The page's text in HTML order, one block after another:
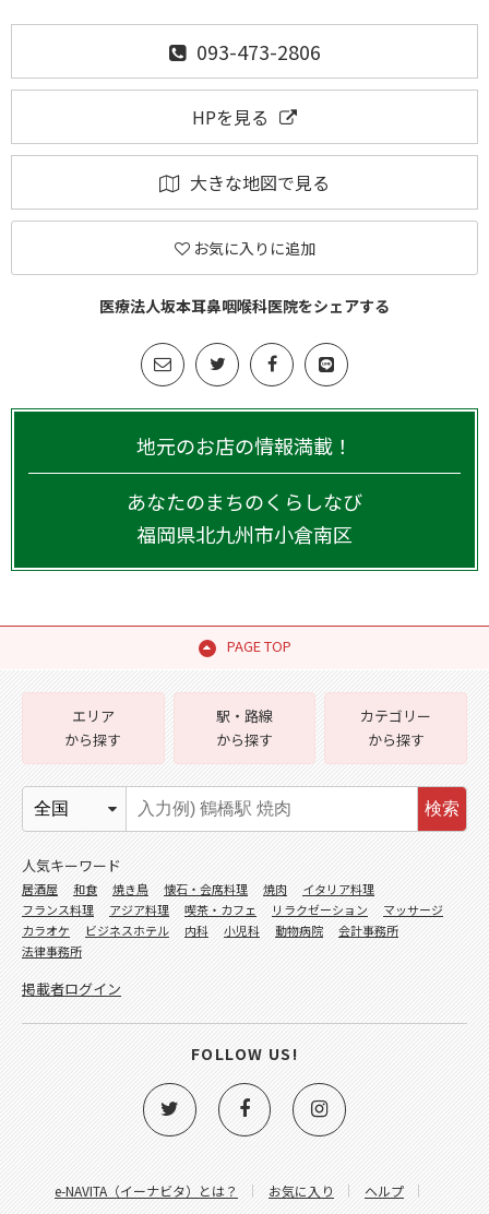
093-473-2806
HPを見る
大きな地図で見る
お気に入りに追加
医療法人坂本耳鼻咽喉科医院をシェアする
地元のお店の情報満載！
あなたのまちのくらしなび
福岡県北九州市小倉南区
PAGE TOP
e-NAVITA（イーナビタ）とは？ お気に入り
ヘルプ
エリア
から探す
駅・路線
から探す
カテゴリー
から探す
検索
人気キーワード
居酒屋 和食 焼き鳥 懐石・会席料理 焼肉
イタリア料理
フランス料理
アジア料理 喫茶・カフェ リラクゼーション
マッサージ
カラオケ
ビジネスホテル 内科 小児科 動物病院
会計事務所
法律事務所
掲載者ログイン
FOLLOW US!